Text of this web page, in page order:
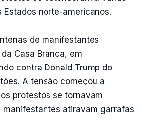
Estados norte-americanos.
de manifestantes
Casa Branca, em
contra Donald Trump do
A tensão começou a
protestos se tornavam
manifestantes atiravam garrafas